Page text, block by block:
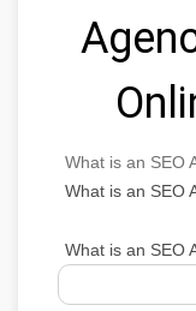
What is an SEO
What is an SEO
What is an SEO